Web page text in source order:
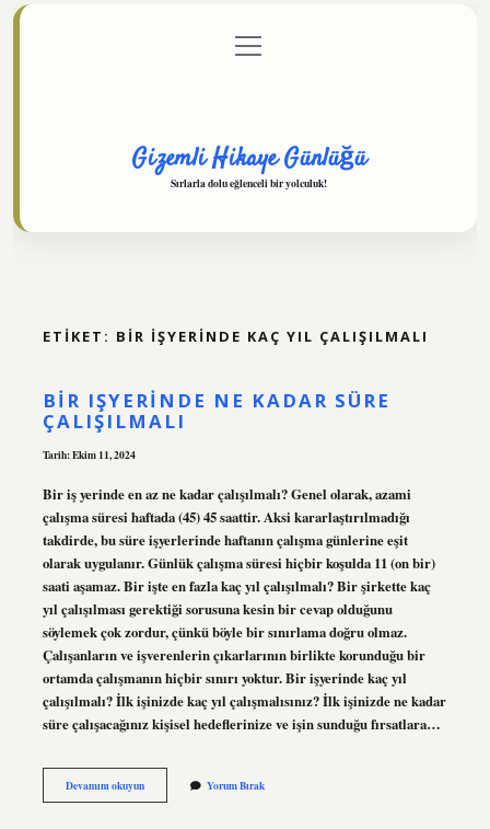
Gizlilik Politikası
menüyü
aç
Gizemli Hikaye Günlüğü
Sırlarla dolu eğlenceli bir yolculuk!
ETIKET: BIR IŞYERINDE KAÇ YIL ÇALIŞILMALI
BIR IŞYERINDE NE KADAR SÜRE
ÇALIŞILMALI
Tarih: Ekim 11, 2024
Bir iş yerinde en az ne kadar çalışılmalı? Genel olarak, azami
çalışma süresi haftada (45) 45 saattir. Aksi kararlaştırılmadığı
takdirde, bu süre işyerlerinde haftanın çalışma günlerine eşit
olarak uygulanır. Günlük çalışma süresi hiçbir koşulda 11 (on bir)
saati aşamaz. Bir işte en fazla kaç yıl çalışılmalı? Bir şirkette kaç
yıl çalışılması gerektiği sorusuna kesin bir cevap olduğunu
söylemek çok zordur, çünkü böyle bir sınırlama doğru olmaz.
Çalışanların ve işverenlerin çıkarlarının birlikte korunduğu bir
ortamda çalışmanın hiçbir sınırı yoktur. Bir işyerinde kaç yıl
çalışılmalı? İlk işinizde kaç yıl çalışmalısınız? İlk işinizde ne kadar
süre çalışacağınız kişisel hedeflerinize ve işin sunduğu fırsatlara…
Devamını okuyunBir
Işyerinde
Yorum Bırak